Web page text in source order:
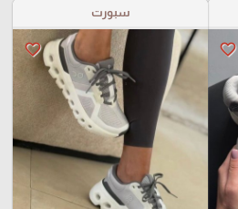
favorite_border
سبورت
favorite_border